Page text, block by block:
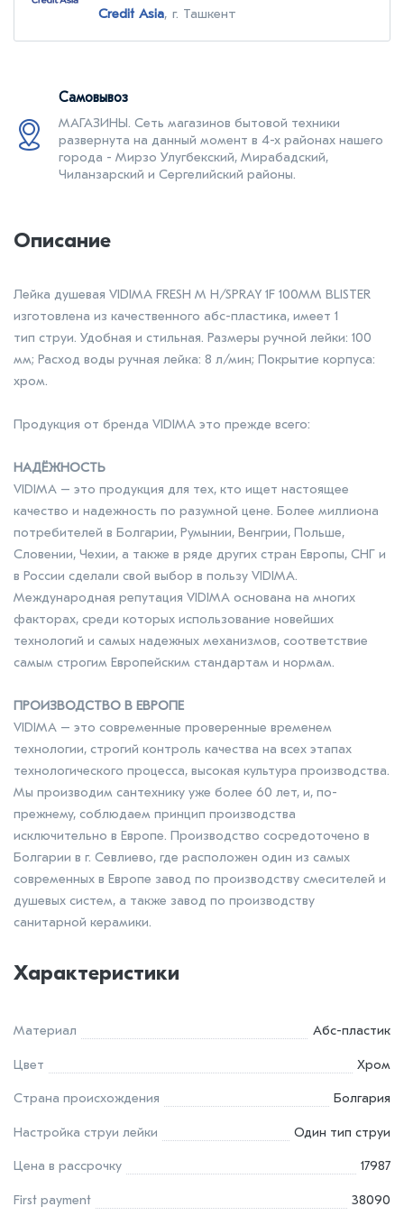
Credit Asia, г. Ташкент
Самовывоз
МАГАЗИНЫ. Cеть магазинов бытовой техники
развернута на данный момент в 4-х районах нашего
города - Мирзо Улугбекский, Мирабадский,
Чиланзарский и Сергелийский районы.
Описание
Лейка душевая VIDIMA FRESH M H/SPRAY 1F 100MM BLISTER
изготовлена из качественного абс-пластика, имеет 1
тип струи. Удобная и стильная. Размеры ручной лейки: 100
мм; Расход воды ручная лейка: 8 л/мин; Покрытие корпуса:
хром.
Продукция от бренда VIDIMA это прежде всего:
НАДЁЖНОСТЬ
VIDIMA – это продукция для тех, кто ищет настоящее
качество и надежность по разумной цене. Более миллиона
потребителей в Болгарии, Румынии, Венгрии, Польше,
Словении, Чехии, а также в ряде других стран Европы, СНГ и
в России сделали свой выбор в пользу VIDIMA.
Международная репутация VIDIMA основана на многих
факторах, среди которых использование новейших
технологий и самых надежных механизмов, соответствие
самым строгим Европейским стандартам и нормам.
ПРОИЗВОДСТВО В ЕВРОПЕ
VIDIMA – это современные проверенные временем
технологии, строгий контроль качества на всех этапах
технологического процесса, высокая культура производства.
Мы производим сантехнику уже более 60 лет, и, по-
прежнему, соблюдаем принцип производства
исключительно в Европе. Производство сосредоточено в
Болгарии в г. Севлиево, где расположен один из самых
современных в Европе завод по производству смесителей и
душевых систем, а также завод по производству
санитарной керамики.
Характеристики
Материал Абс-пластик
Цвет Хром
Страна происхождения Болгария
Настройка струи лейки Один тип струи
Цена в рассрочку 17987
First payment 38090